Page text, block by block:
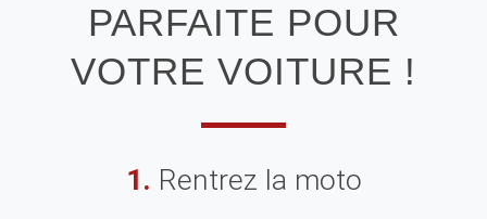
PARFAITE POUR
VOTRE VOITURE !
1. Rentrez la moto